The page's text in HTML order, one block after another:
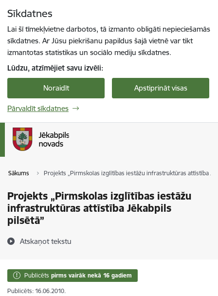
Sīkdatnes
Lai šī tīmekļvietne darbotos, tā izmanto obligāti nepieciešamās
sīkdatnes. Ar Jūsu piekrišanu papildus šajā vietnē var tikt
izmantotas statistikas un sociālo mediju sīkdatnes.
Lūdzu, atzīmējiet savu izvēli:
Noraidīt Apstiprināt visas
Pārvaldīt sīkdatnes
Sākums Projekts „Pirmskolas izglītības iestāžu infrastruktūras attīstība
Projekts „Pirmskolas izglītības iestāžu
infrastruktūras attīstība Jēkabpils
pilsētā”
Atskaņot tekstu
Publicēts pirms vairāk nekā 16 gadiem
Publicēts: 16.06.2010.